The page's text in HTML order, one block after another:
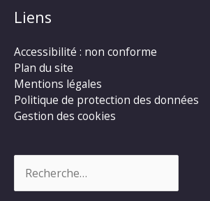
Liens
Accessibilité : non conforme
Plan du site
Mentions légales
Politique de protection des données
Gestion des cookies